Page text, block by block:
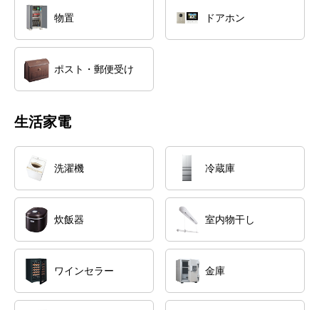
物置 ドアホン
ポスト・郵便受け
生活家電
洗濯機 冷蔵庫
炊飯器 室内物干し
ワインセラー 金庫